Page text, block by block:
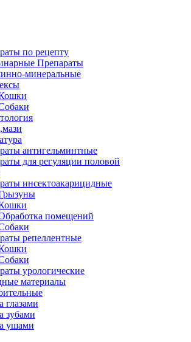
по рецепту
Препараты
минеральные
антигельминтные
для регуляции половой
инсектоакарицидные
помещений
репеллентные
урологические
материалы
глазами
зубами
ушами